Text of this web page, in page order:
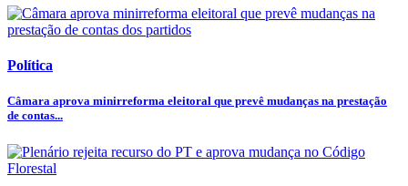
Política
Câmara aprova minirreforma eleitoral que prevê mudanças na prestação
de contas...